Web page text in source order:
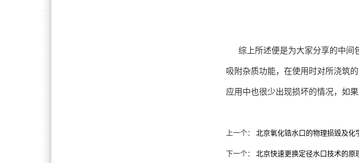
综上所述便是为大家分享的中间
吸附杂质功能，在使用时对所浇筑
应用中也很少出现损坏的情况，如
上一个： 北京氧化锆水口的物理损毁及化
下一个： 北京快速更换定径水口技术的原